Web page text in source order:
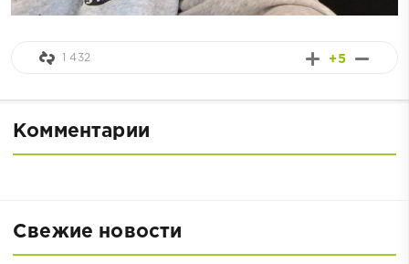
+5
1 432
Комментарии
Свежие новости